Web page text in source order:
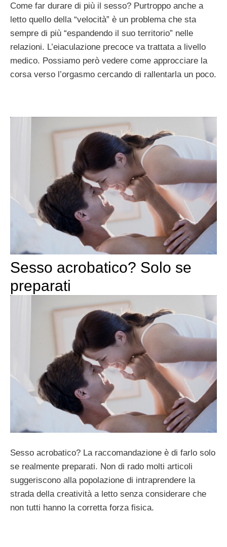
Come far durare di più il sesso? Purtroppo anche a
letto quello della “velocità” è un problema che sta
sempre di più “espandendo il suo territorio” nelle
relazioni. L’eiaculazione precoce va trattata a livello
medico. Possiamo però vedere come approcciare la
corsa verso l’orgasmo cercando di rallentarla un poco.
Sesso acrobatico? Solo se
preparati
Sesso acrobatico? La raccomandazione è di farlo solo
se realmente preparati. Non di rado molti articoli
suggeriscono alla popolazione di intraprendere la
strada della creatività a letto senza considerare che
non tutti hanno la corretta forza fisica.